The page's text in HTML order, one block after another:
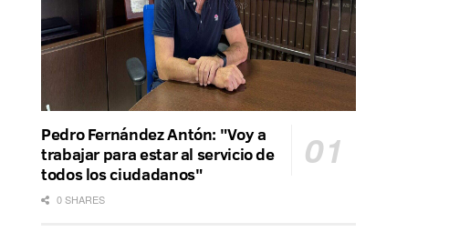
Pedro Fernández Antón: "Voy a
trabajar para estar al servicio de
todos los ciudadanos"
0 SHARES